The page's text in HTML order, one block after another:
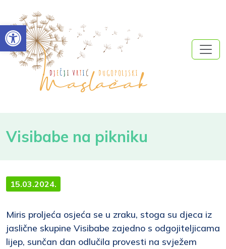
Visibabe na pikniku
15.03.2024.
Miris proljeća osjeća se u zraku, stoga su djeca iz
jaslične skupine Visibabe zajedno s odgojiteljicama
lijep, sunčan dan odlučila provesti na svježem
Open toolbar